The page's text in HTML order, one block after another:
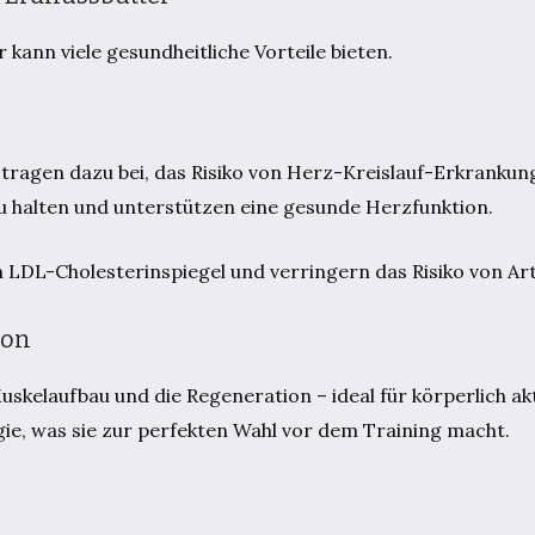
viele gesundheitliche Vorteile bieten.
dazu bei, das Risiko von Herz-Kreislauf-
halten und unterstützen eine gesunde Herzfunktion.
Cholesterinspiegel und verringern das Risiko von
und die Regeneration – ideal für körperlich
was sie zur perfekten Wahl vor dem Training macht.